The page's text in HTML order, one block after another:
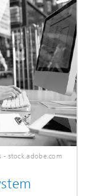
- stock.adobe.com